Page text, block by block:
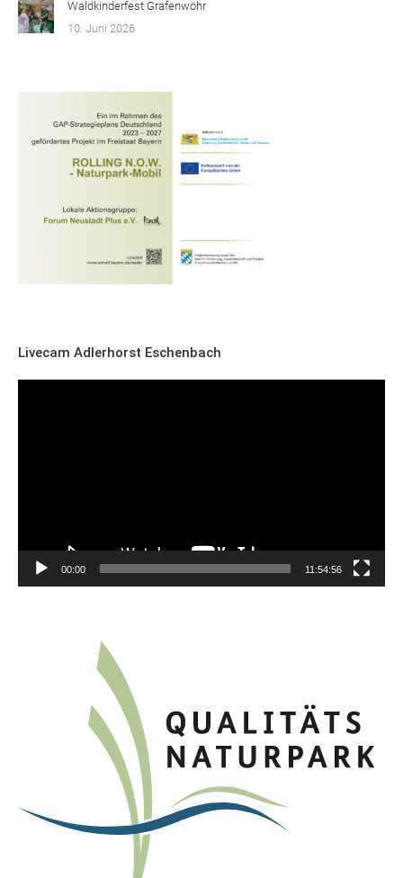
Waldkinderfest Grafenwöhr
10. Juni 2026
Livecam Adlerhorst Eschenbach
00:00 11:54:56